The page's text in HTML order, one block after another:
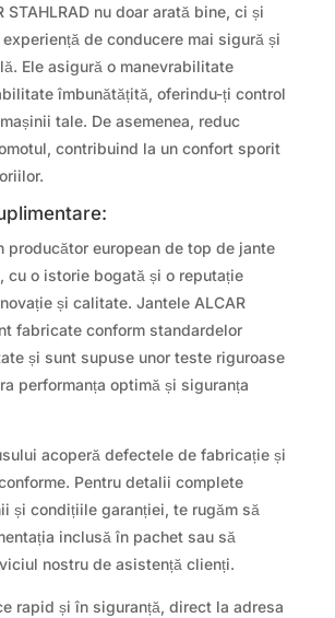
STAHLRAD nu doar arată bine, ci și
de conducere mai sigură și
Ele asigură o manevrabilitate
îmbunătățită, oferindu-ți control
tale. De asemenea, reduc
contribuind la un confort sporit
producător european de top de jante
cu o istorie bogată și o reputație
și calitate. Jantele ALCAR
fabricate conform standardelor
și sunt supuse unor teste riguroase
performanța optimă și siguranța
acoperă defectele de fabricație și
Pentru detalii complete
și condițiile garanției, te rugăm să
inclusă în pachet sau să
nostru de asistență clienți.
rapid și în siguranță, direct la adresa